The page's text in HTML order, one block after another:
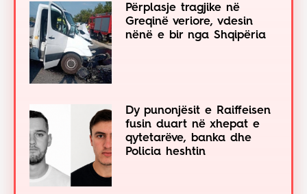
Përplasje tragjike në
Greqinë veriore, vdesin
nënë e bir nga Shqipëria
Dy punonjësit e Raiffeisen
fusin duart në xhepat e
qytetarëve, banka dhe
Policia heshtin